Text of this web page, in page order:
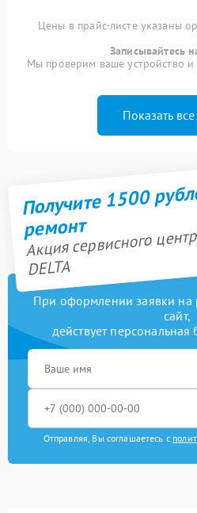
Цены в прайс-листе указаны
Записывайтесь
Мы проверим ваше устройство и
Показать все
Получите 1500
ремонт
Акция сервисного
DELTA
При оформлении заявки на
сайт,
действует персональная
Отправляя, Вы соглашаетесь с